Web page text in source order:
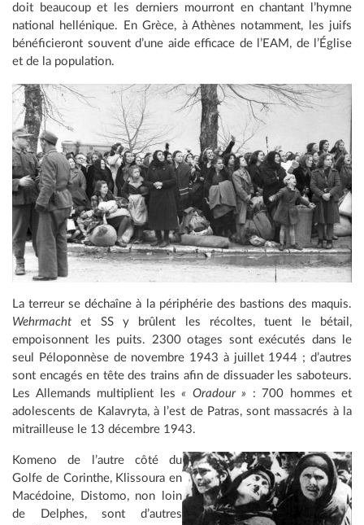
doit beaucoup et les derniers mourront en chantant l’hymne
national hellénique. En Grèce, à Athènes notamment, les juifs
bénéficieront souvent d’une aide efficace de l’EAM, de l’Église
et de la population.
La terreur se déchaîne à la périphérie des bastions des maquis.
Wehrmacht et SS y brûlent les récoltes, tuent le bétail,
empoisonnent les puits. 2300 otages sont exécutés dans le
seul Péloponnèse de novembre 1943 à juillet 1944 ; d’autres
sont encagés en tête des trains afin de dissuader les saboteurs.
Les Allemands multiplient les « Oradour » : 700 hommes et
adolescents de Kalavryta, à l’est de Patras, sont massacrés à la
mitrailleuse le 13 décembre 1943.
Komeno de l’autre côté du
Golfe de Corinthe, Klissoura en
Macédoine, Distomo, non loin
de Delphes, sont d’autres